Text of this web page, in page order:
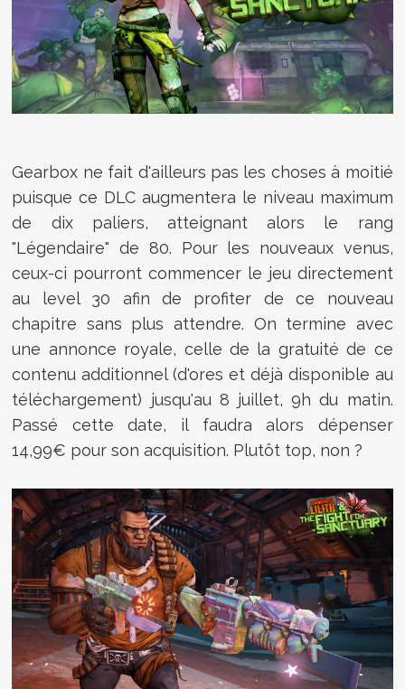
Gearbox ne fait d'ailleurs pas les choses à moitié
puisque ce DLC augmentera le niveau maximum
de dix paliers, atteignant alors le rang
"Légendaire" de 80. Pour les nouveaux venus,
ceux-ci pourront commencer le jeu directement
au level 30 afin de profiter de ce nouveau
chapitre sans plus attendre. On termine avec
une annonce royale, celle de la gratuité de ce
contenu additionnel (d'ores et déjà disponible au
téléchargement) jusqu'au 8 juillet, 9h du matin.
Passé cette date, il faudra alors dépenser
14,99€ pour son acquisition. Plutôt top, non ?